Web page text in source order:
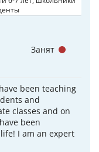
been teaching
and
classes and on
been
I am an expert
Занят